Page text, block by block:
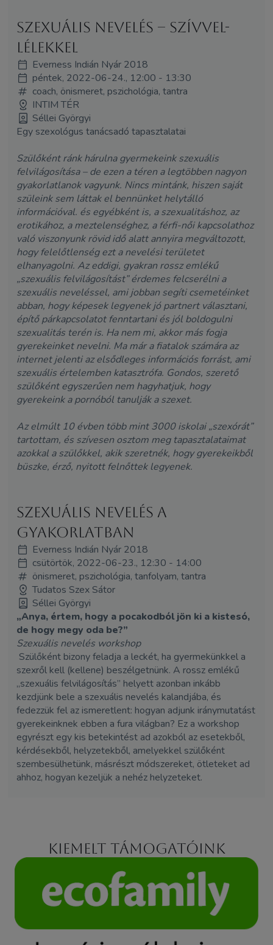
Szexuális nevelés – szívvel-
lélekkel
Everness Indián Nyár 2018
péntek, 2022-06-24., 12:00 - 13:30
coach, önismeret, pszichológia, tantra
INTIM TÉR
Séllei Györgyi
Egy szexológus tanácsadó tapasztalatai
Szülőként ránk hárulna gyermekeink szexuális
felvilágosítása – de ezen a téren a legtöbben nagyon
gyakorlatlanok vagyunk. Nincs mintánk, hiszen saját
szüleink sem láttak el bennünket helytálló
információval. és egyébként is, a szexualitáshoz, az
erotikához, a meztelenséghez, a férfi-női kapcsolathoz
való viszonyunk rövid idő alatt annyira megváltozott,
hogy felelőtlenség ezt a nevelési területet
elhanyagolni. Az eddigi, gyakran rossz emlékű
„szexuális felvilágosítást” érdemes felcserélni a
szexuális neveléssel, ami jobban segíti csemetéinket
abban, hogy képesek legyenek jó partnert választani,
építő párkapcsolatot fenntartani és jól boldogulni
szexualitás terén is. Ha nem mi, akkor más fogja
gyerekeinket nevelni. Ma már a fiatalok számára az
internet jelenti az elsődleges információs forrást, ami
szexuális értelemben katasztrófa. Gondos, szerető
szülőként egyszerűen nem hagyhatjuk, hogy
gyerekeink a pornóból tanulják a szexet.
Az elmúlt 10 évben több mint 3000 iskolai „szexórát”
tartottam, és szívesen osztom meg tapasztalataimat
azokkal a szülőkkel, akik szeretnék, hogy gyerekeikből
büszke, érző, nyitott felnőttek legyenek.
Szexuális nevelés a
gyakorlatban
Everness Indián Nyár 2018
csütörtök, 2022-06-23., 12:30 - 14:00
önismeret, pszichológia, tanfolyam, tantra
Tudatos Szex Sátor
Séllei Györgyi
„Anya, értem, hogy a pocakodból jön ki a kistesó,
de hogy megy oda be?”
Szexuális nevelés workshop
Szülőként bizony feladja a leckét, ha gyermekünkkel a
szexről kell (kellene) beszélgetnünk. A rossz emlékű
„szexuális felvilágosítás” helyett azonban inkább
kezdjünk bele a szexuális nevelés kalandjába, és
fedezzük fel az ismeretlent: hogyan adjunk iránymutatást
gyerekeinknek ebben a fura világban? Ez a workshop
egyrészt egy kis betekintést ad azokból az esetekből,
kérdésekből, helyzetekből, amelyekkel szülőként
szembesülhetünk, másrészt módszereket, ötleteket ad
ahhoz, hogyan kezeljük a nehéz helyzeteket.
Kiemelt támogatóink